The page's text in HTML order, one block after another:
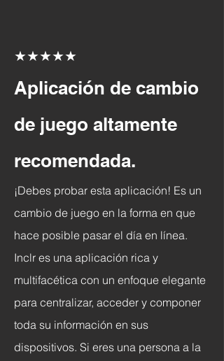
★★★★★
Aplicación de cambio
de juego altamente
recomendada.
¡Debes probar esta aplicación! Es un
cambio de juego en la forma en que
hace posible pasar el día en línea.
Inclr es una aplicación rica y
multifacética con un enfoque elegante
para centralizar, acceder y componer
toda su información en sus
dispositivos. Si eres una persona a la